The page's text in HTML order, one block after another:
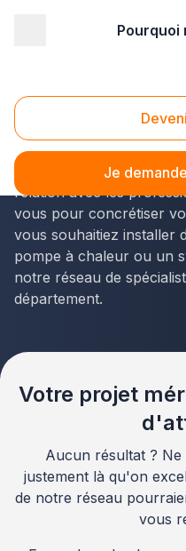
Pourquoi
Je
Energie renouvelable
Vous envisagez un
dans l'Yonne? La
relation avec les
vous pour concrétiser
vous souhaitiez installer
pompe à chaleur ou un
notre réseau de
département.
Votre projet
Aucun résultat ?
justement là qu'on
de notre réseau
vous